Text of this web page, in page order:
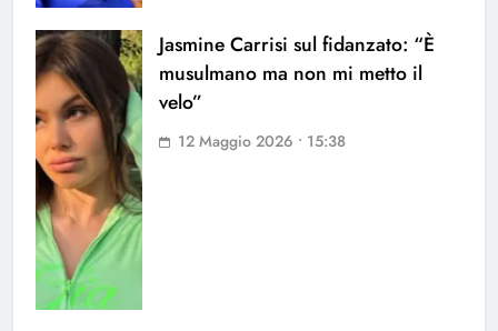
Jasmine Carrisi sul fidanzato: “È
musulmano ma non mi metto il
velo”
12 Maggio 2026 • 15:38